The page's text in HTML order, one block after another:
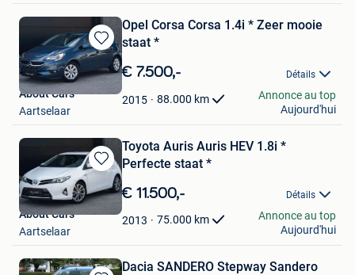
Sauvegarder
dans
Mes
Favoris
Opel Corsa Corsa 1.4i * Zeer mooie
staat *
€ 7.500,- Détails
2015 88.000 km
About Cars
Aartselaar
Annonce au top
Aujourd'hui
Sauvegarder
dans
Mes
Favoris
Toyota Auris Auris HEV 1.8i *
Perfecte staat *
€ 11.500,- Détails
2013 75.000 km
About Cars
Aartselaar
Annonce au top
Aujourd'hui
Dacia SANDERO Stepway Sandero